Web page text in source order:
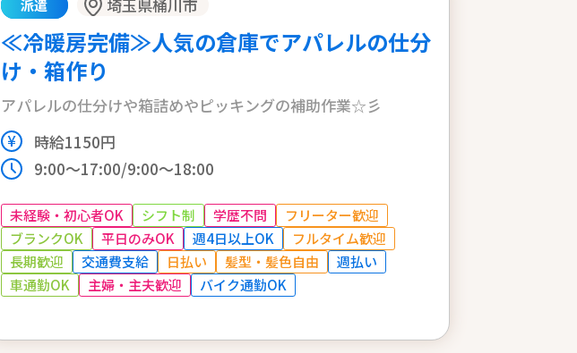
派遣 埼玉県桶川市
≪冷暖房完備≫人気の倉庫でアパレルの仕分
け・箱作り
アパレルの仕分けや箱詰めやピッキングの補助作業☆彡
時給1150円
9:00〜17:00/9:00〜18:00
未経験・初心者OK シフト制 学歴不問
フリーター歓迎
ブランクOK
平日のみOK 週4日以上OK
フルタイム歓迎
長期歓迎
交通費支給 日払い 髪型・髪色自由
週払い
車通勤OK
主婦・主夫歓迎 バイク通勤OK